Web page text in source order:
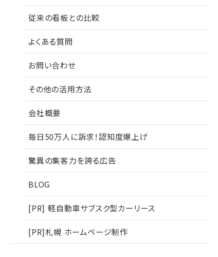
従来の看板との比較
よくある質問
お問い合わせ
その他の活用方法
会社概要
毎日50万人に訴求！認知度爆上げ
驚異の集客力を誇る広告
BLOG
[PR] 軽自動車サブスク型カーリース
[PR]札幌 ホームページ制作